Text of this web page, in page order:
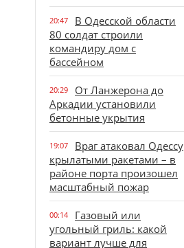
20:47
В Одесской области
80 солдат строили
командиру дом с
бассейном
20:29
От Ланжерона до
Аркадии установили
бетонные укрытия
19:07
Враг атаковал Одессу
крылатыми ракетами – в
районе порта произошел
масштабный пожар
00:14
Газовый или
угольный гриль: какой
вариант лучше для